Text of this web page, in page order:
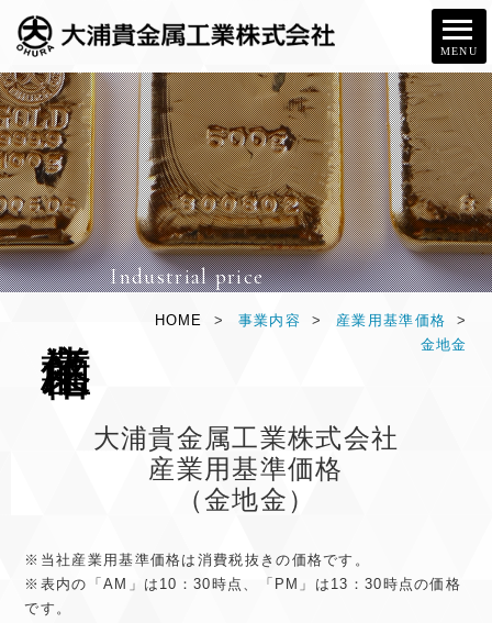
MENU
Industrial price
HOME > 事業内容 > 産業用基準価格
>
金地金
大浦貴金属工業株式会社
産業用基準価格
（金地金）
※当社産業用基準価格は消費税抜きの価格です。
※表内の「AM」は10：30時点、「PM」は13：30時点の価格
です。